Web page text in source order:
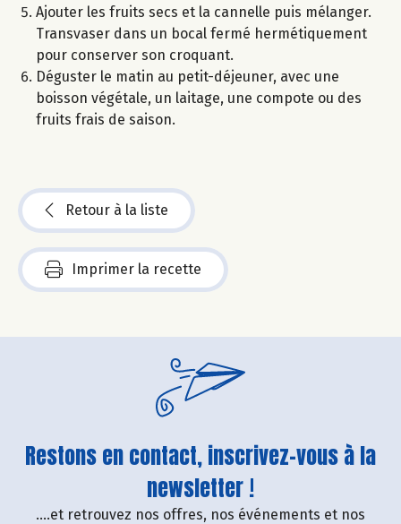
Ajouter les fruits secs et la cannelle puis mélanger.
Transvaser dans un bocal fermé hermétiquement
pour conserver son croquant.
Déguster le matin au petit-déjeuner, avec une
boisson végétale, un laitage, une compote ou des
fruits frais de saison.
Retour à la liste
Imprimer la recette
Restons en contact, inscrivez-vous à la
newsletter !
....et retrouvez nos offres, nos événements et nos